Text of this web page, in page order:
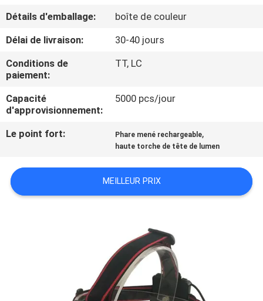
VISITE
DE
L'USINE
CONTRÔLE
LA
QUALITÉ
NOUS
Détails d'emballage:
boîte de couleur
Délai de livraison:
30-40 jours
Conditions de
paiement:
TT, LC
Capacité
d'approvisionnement:
5000 pcs/jour
Le point fort: Phare mené rechargeable,
haute torche de tête de lumen
MEILLEUR PRIX